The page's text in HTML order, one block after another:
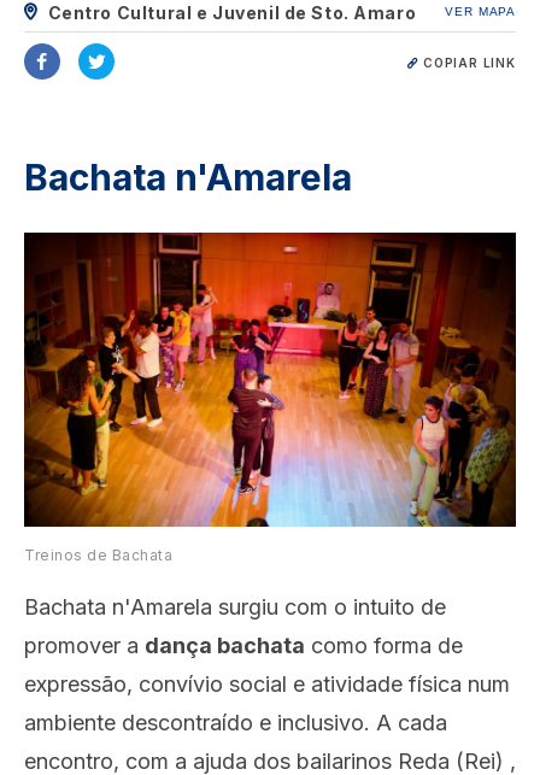
Centro Cultural e Juvenil de Sto. Amaro
VER MAPA
COPIAR LINK
Bachata n'Amarela
Image
Treinos de Bachata
Bachata n'Amarela surgiu com o intuito de
promover a dança bachata como forma de
expressão, convívio social e atividade física num
ambiente descontraído e inclusivo. A cada
encontro, com a ajuda dos bailarinos Reda (Rei) ,